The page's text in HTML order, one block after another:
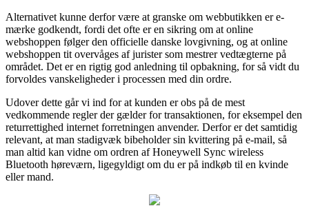
Alternativet kunne derfor være at granske om webbutikken er e-
mærke godkendt, fordi det ofte er en sikring om at online
webshoppen følger den officielle danske lovgivning, og at online
webshoppen tit overvåges af jurister som mestrer vedtægterne på
området. Det er en rigtig god anledning til opbakning, for så vidt du
forvoldes vanskeligheder i processen med din ordre.
Udover dette går vi ind for at kunden er obs på de mest
vedkommende regler der gælder for transaktionen, for eksempel den
returrettighed internet forretningen anvender. Derfor er det samtidig
relevant, at man stadigvæk bibeholder sin kvittering på e-mail, så
man altid kan vidne om ordren af Honeywell Sync wireless
Bluetooth høreværn, ligegyldigt om du er på indkøb til en kvinde
eller mand.